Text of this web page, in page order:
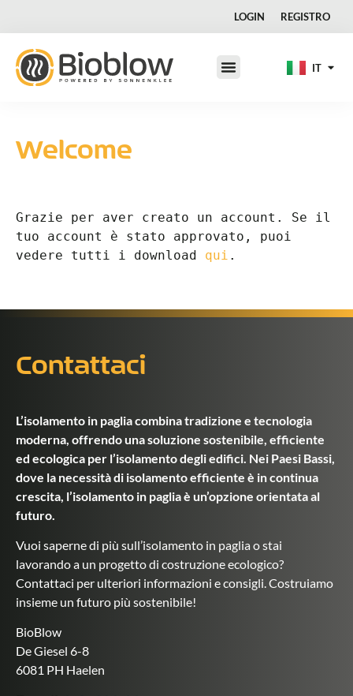
LOGIN REGISTRO
IT
JA
Welcome
Grazie per aver creato un account. Se il
tuo account è stato approvato, puoi
vedere tutti i download qui .
Contattaci
L’isolamento in paglia combina tradizione e tecnologia
moderna, offrendo una soluzione sostenibile, efficiente
ed ecologica per l’isolamento degli edifici. Nei Paesi Bassi,
dove la necessità di isolamento efficiente è in continua
crescita, l’isolamento in paglia è un’opzione orientata al
futuro.
Vuoi saperne di più sull’isolamento in paglia o stai
lavorando a un progetto di costruzione ecologico?
Contattaci per ulteriori informazioni e consigli. Costruiamo
insieme un futuro più sostenibile!
BioBlow
De Giesel 6-8
6081 PH Haelen